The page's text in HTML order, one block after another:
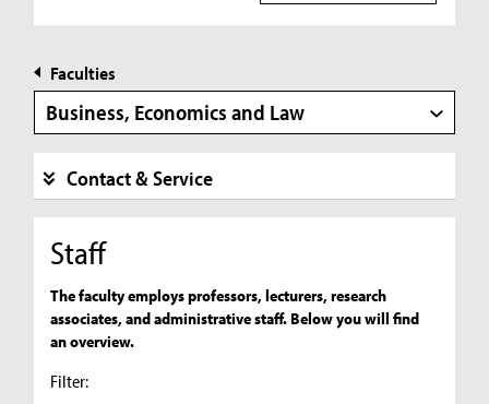
Faculties
Business, Economics and Law
Contact & Service
Staff
The faculty employs professors, lecturers, research
associates, and administrative staff. Below you will find
an overview.
Filter: